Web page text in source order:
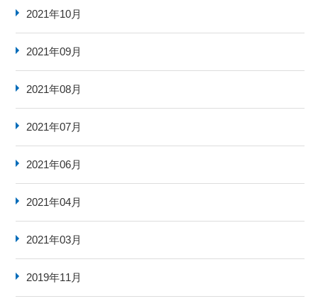
2021年10月
2021年09月
2021年08月
2021年07月
2021年06月
2021年04月
2021年03月
2019年11月